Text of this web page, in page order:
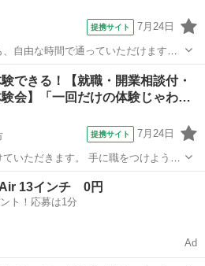
提携サイト 7月24日
自由な時間で通っていただけます。
物の癒す技術”を学び、 手に職をつけ
す。 －受講できる講座－
できる！【就職・開業相談付・
会】「一回だけの体験じゃわ…
提携サイト 7月24日
す。 手に職をつけよう
す
一日を丸々使って、 体験します。
13インチ 0円
ト！応募は1分
Ad